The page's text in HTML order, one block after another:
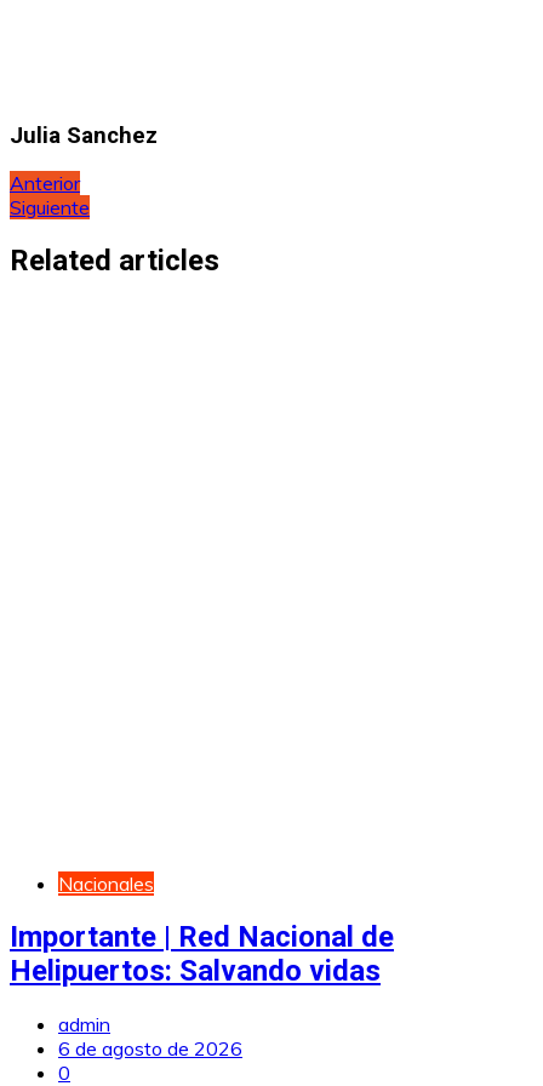
Julia Sanchez
Navegación
de
entradas
Anterior
Siguiente
Related articles
Nacionales
Importante | Red Nacional de
Helipuertos: Salvando vidas
admin
6 de agosto de 2026
0